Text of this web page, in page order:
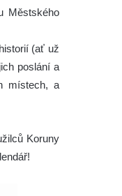
Městského
(ať už
poslání a
místech, a
Koruny